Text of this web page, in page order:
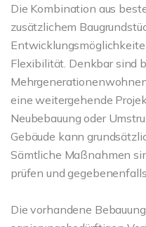
Die Kombination aus
zusätzlichem
Flexibilität. Denkbar sind
eine weitergehende
Neubebauung oder
Gebäude kann
Sämtliche Maßnahmen
prüfen und
Die vorhandene